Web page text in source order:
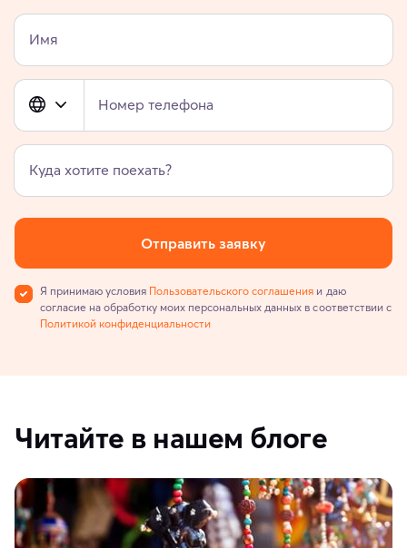
Имя
Номер телефона
Куда хотите поехать?
Отправить заявку
Я принимаю условия Пользовательского соглашения и даю
согласие на обработку моих персональных данных в соответствии с
Политикой конфиденциальности
Читайте в нашем блоге